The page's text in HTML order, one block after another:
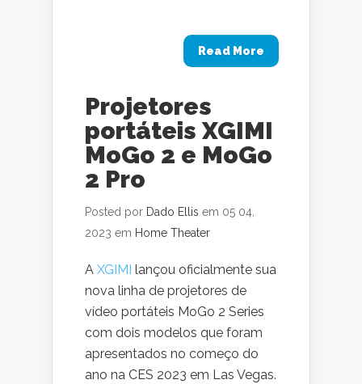
Read More
Projetores
portáteis XGIMI
MoGo 2 e MoGo
2 Pro
Posted por Dado Ellis em 05 04,
2023 em Home Theater
A XGIMI lançou oficialmente sua
nova linha de projetores de
vídeo portáteis MoGo 2 Series
com dois modelos que foram
apresentados no começo do
ano na CES 2023 em Las Vegas.